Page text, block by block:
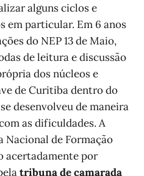
alguns ciclos e
em particular. Em 6 anos
do NEP 13 de Maio,
de leitura e discussão
dos núcleos e
de Curitiba dentro do
desenvolveu de maneira
as dificuldades. A
de Formação
acertadamente por
tribuna de camarada